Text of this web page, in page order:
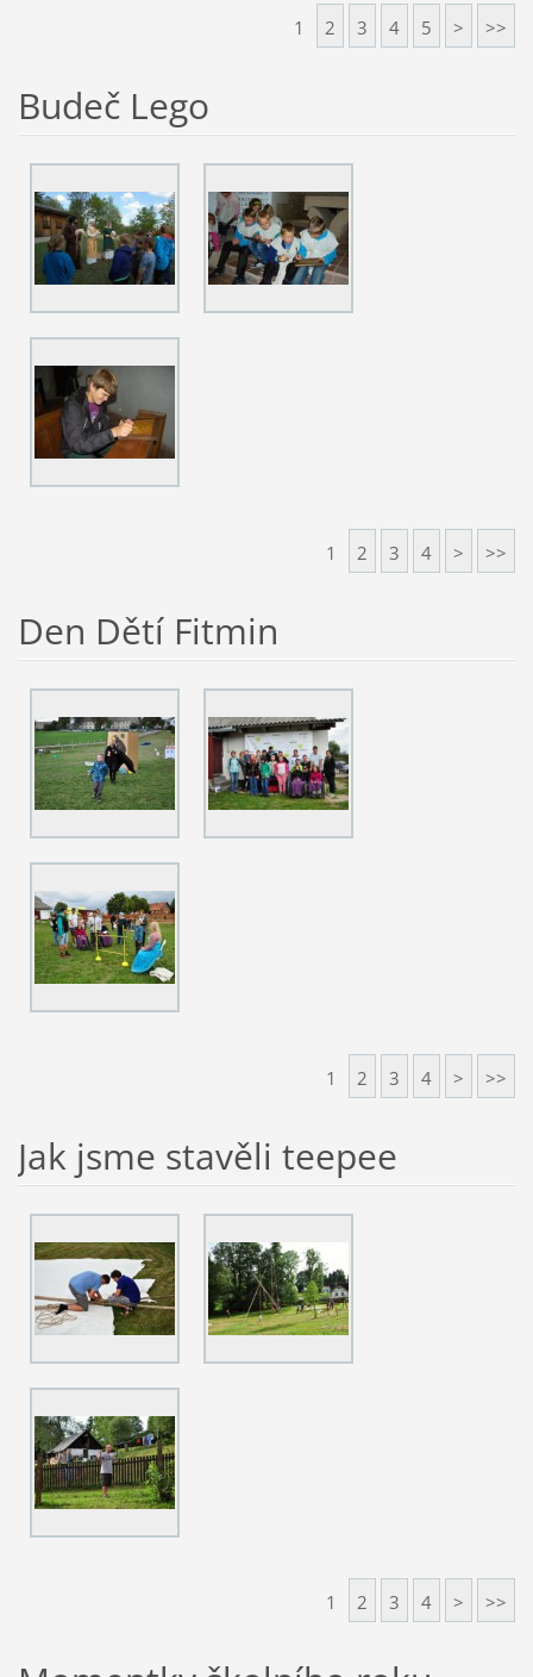
1 2 3 4 5 > >>
Budeč Lego
1 2 3 4 > >>
Den Dětí Fitmin
1 2 3 4 > >>
Jak jsme stavěli teepee
1 2 3 4 > >>